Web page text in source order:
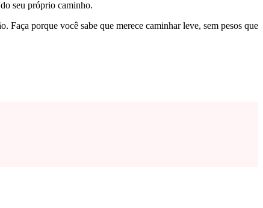
seu próprio caminho.
Faça porque você sabe que merece caminhar leve, sem pesos que